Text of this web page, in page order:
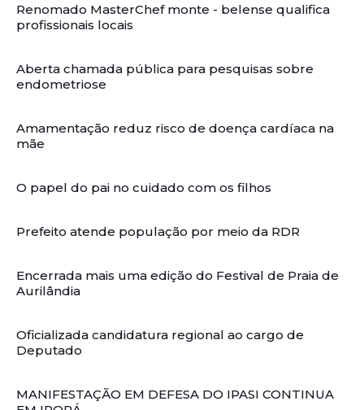
Renomado MasterChef monte - belense qualifica
profissionais locais
Aberta chamada pública para pesquisas sobre
endometriose
Amamentação reduz risco de doença cardíaca na
mãe
O papel do pai no cuidado com os filhos
Prefeito atende população por meio da RDR
Encerrada mais uma edição do Festival de Praia de
Aurilândia
Oficializada candidatura regional ao cargo de
Deputado
MANIFESTAÇÃO EM DEFESA DO IPASI CONTINUA